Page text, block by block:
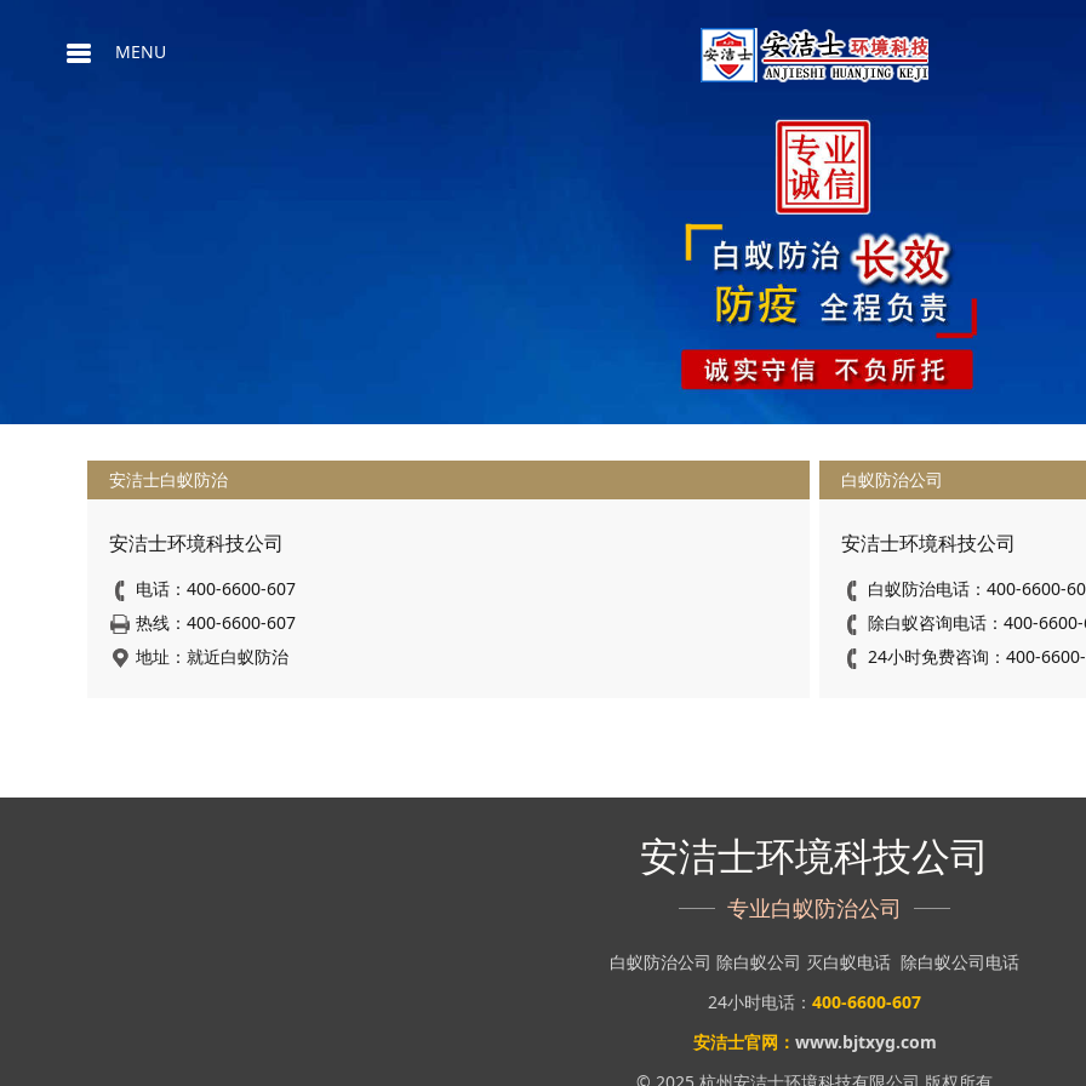
MENU
安洁士白蚁防治
安洁士环境科技公司
电话：400-6600-607
热线：400-6600-607
地址：就近白蚁防治
白蚁防治公司
安洁士环境科技公司
白蚁防治电话：400-6600-
除白蚁咨询电话：400-
24小时免费咨询：400-
安洁士环境科技公司
专业白蚁防治公司
白蚁防治公司 除白蚁公司 灭白蚁电话 除白蚁公司电话
24小时电话： 400-6600-607
安洁士官网： www.bjtxyg.com